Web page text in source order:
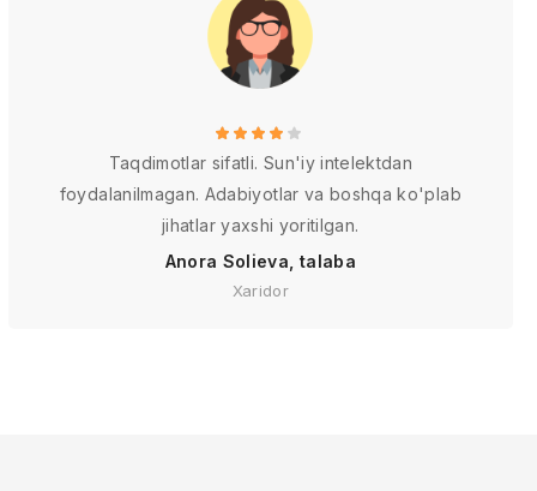
Taqdimotlar sifatli. Sun'iy intelektdan
foydalanilmagan. Adabiyotlar va boshqa ko'plab
jihatlar yaxshi yoritilgan.
Anora Solieva, talaba
Xaridor